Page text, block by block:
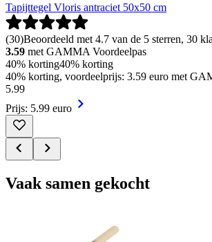
Tapijttegel Vloris antraciet 50x50 cm
(30)Beoordeeld met 4.7 van de 5 sterren, 30
3.59 met GAMMA Voordeelpas
40% korting40% korting
40% korting, voordeelprijs: 3.59 euro met
5.99
Prijs: 5.99 euro
Vaak samen gekocht